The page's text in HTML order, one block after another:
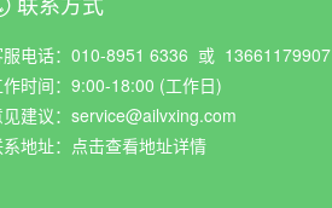
服电话：010-8951 6336 或 13661179907
作时间：9:00-18:00 (工作日)
见建议：service@ailvxing.com
地址： 点击查看地址详情